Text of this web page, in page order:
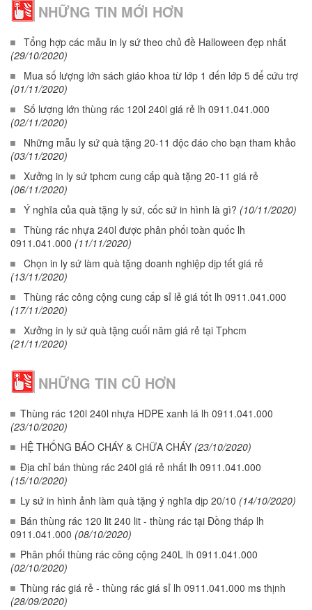
NHỮNG TIN MỚI HƠN
Tổng hợp các mẫu in ly sứ theo chủ đề Halloween đẹp nhất
(29/10/2020)
Mua số lượng lớn sách giáo khoa từ lớp 1 đến lớp 5 để cứu trợ
(01/11/2020)
Số lượng lớn thùng rác 120l 240l giá rẻ lh 0911.041.000
(02/11/2020)
Những mẫu ly sứ quà tặng 20-11 độc đáo cho bạn tham khảo
(03/11/2020)
Xưởng in ly sứ tphcm cung cấp quà tặng 20-11 giá rẻ
(06/11/2020)
Ý nghĩa của quà tặng ly sứ, cốc sứ in hình là gì? (10/11/2020)
Thùng rác nhựa 240l được phân phối toàn quốc lh
0911.041.000 (11/11/2020)
Chọn in ly sứ làm quà tặng doanh nghiệp dịp tết giá rẻ
(13/11/2020)
Thùng rác công cộng cung cấp sỉ lẻ giá tốt lh 0911.041.000
(17/11/2020)
Xưởng in ly sứ quà tặng cuối năm giá rẻ tại Tphcm
(21/11/2020)
NHỮNG TIN CŨ HƠN
Thùng rác 120l 240l nhựa HDPE xanh lá lh 0911.041.000
(23/10/2020)
HỆ THỐNG BÁO CHÁY & CHỮA CHÁY (23/10/2020)
Địa chỉ bán thùng rác 240l giá rẻ nhất lh 0911.041.000
(15/10/2020)
Ly sứ in hình ảnh làm quà tặng ý nghĩa dịp 20/10 (14/10/2020)
Bán thùng rác 120 lit 240 lit - thùng rác tại Đồng tháp lh
0911.041.000 (08/10/2020)
Phân phối thùng rác công cộng 240L lh 0911.041.000
(02/10/2020)
Thùng rác giá rẻ - thùng rác giá sỉ lh 0911.041.000 ms thịnh
(28/09/2020)